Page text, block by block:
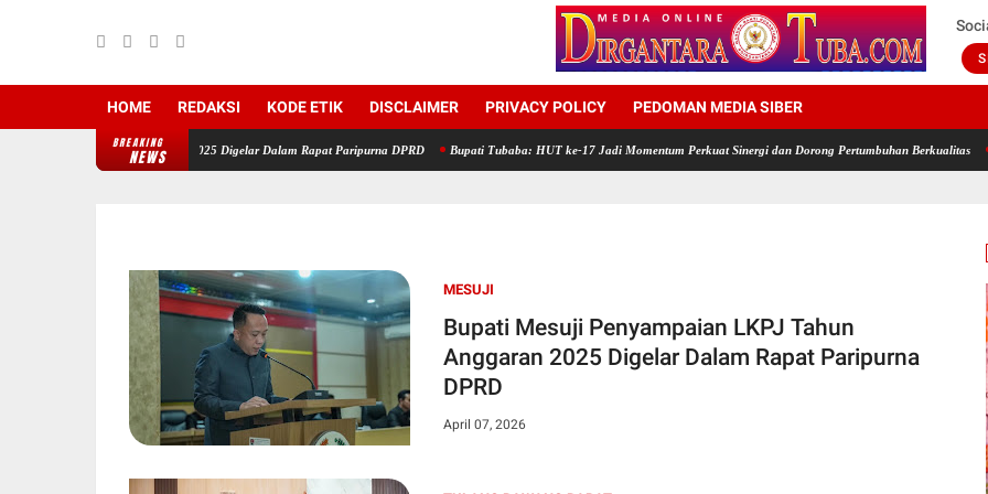
HOME REDAKSI KODE ETIK DISCLAIMER PRIVACY POLICY PEDOMAN MEDIA SIBER
BREAKING
NEWS
Tahun Anggaran 2025 Digelar Dalam Rapat Paripurna DPRD Bupati Tubaba: HUT ke-17 Jadi Momentum Perkuat Sinergi dan Dorong Pertumbuhan Berkualitas Rayakan
MESUJI
Bupati Mesuji Penyampaian LKPJ Tahun
Anggaran 2025 Digelar Dalam Rapat Paripurna
DPRD
April 07, 2026